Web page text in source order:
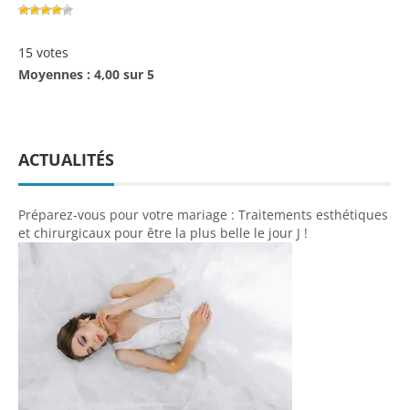
15 votes
Moyennes : 4,00 sur 5
ACTUALITÉS
Préparez-vous pour votre mariage : Traitements esthétiques
et chirurgicaux pour être la plus belle le jour J !